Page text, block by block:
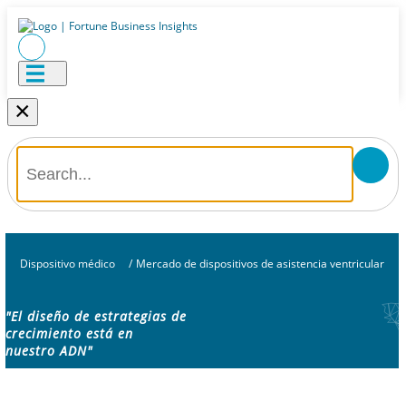
×
Dispositivo médico / Mercado de dispositivos de asistencia ventricular
"El diseño de estrategias de
crecimiento está en
nuestro ADN"